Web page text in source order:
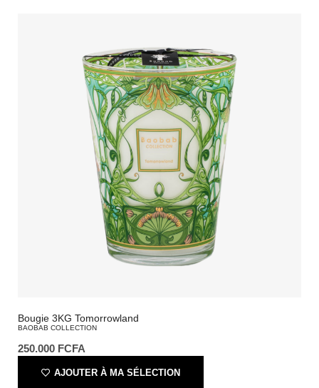
Bougie 3KG Tomorrowland
BAOBAB COLLECTION
250.000 FCFA
AJOUTER À MA SÉLECTION